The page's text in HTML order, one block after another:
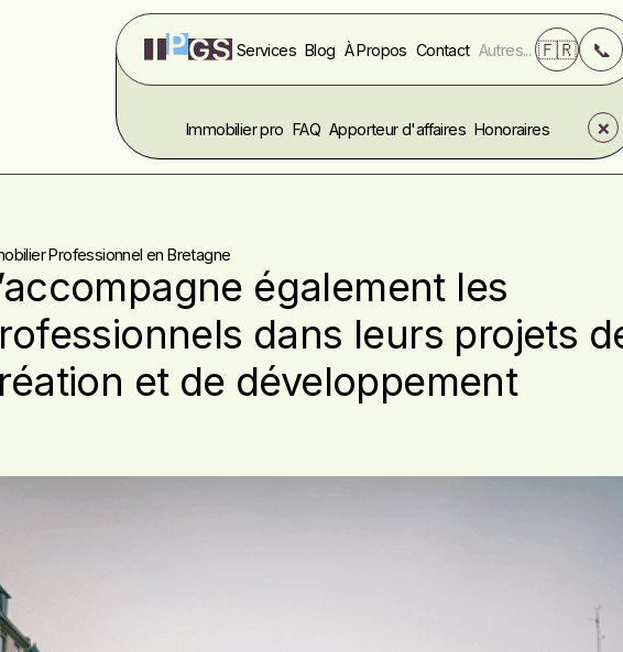
Services Blog À Propos Contact Autres... 🇫🇷 📞
Immobilier pro FAQ Apporteur d'affaires Honoraires ❌
Professionnel en Bretagne
également les
dans leurs projets
et de développement